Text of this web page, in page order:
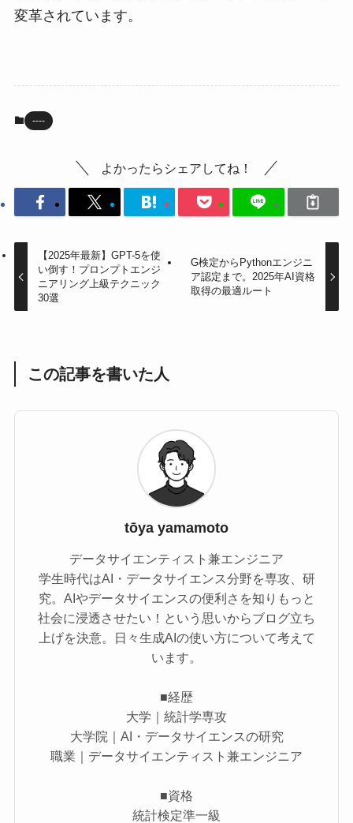
変革されています。
----
よかったらシェアしてね！
【2025年最新】GPT-5を使
い倒す！プロンプトエンジ
ニアリング上級テクニック
30選
G検定からPythonエンジニ
ア認定まで。2025年AI資格
取得の最適ルート
この記事を書いた人
tōya yamamoto
データサイエンティスト兼エンジニア
学生時代はAI・データサイエンス分野を専攻、研
究。AIやデータサイエンスの便利さを知りもっと
社会に浸透させたい！という思いからブログ立ち
上げを決意。日々生成AIの使い方について考えて
います。
■経歴
大学｜統計学専攻
大学院｜AI・データサイエンスの研究
職業｜データサイエンティスト兼エンジニア
■資格
統計検定準一級